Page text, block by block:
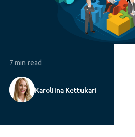
7 min read
Karoliina Kettukari